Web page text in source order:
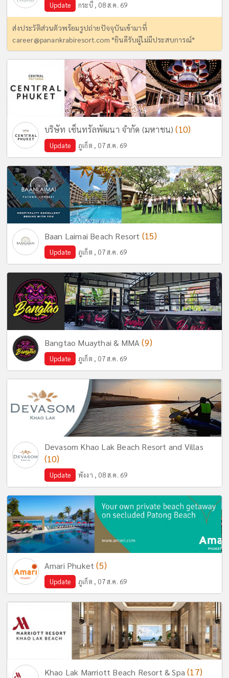
Update กระบี่ , 08 ส.ค. 69
ส่งประวัติส่วนตัวพร้อมรูปถ่ายปัจจุบันเข้ามาที่
career@panankrabiresort.com *ยินดีรับผู้ไม่มีประสบการณ์*
บริษัท เซ็นทรัลพัฒนา จำกัด (มหาชน)(10)
Update ภูเก็ต , 07 ส.ค. 69
Baan Laimai Beach Resort (15)
Update ภูเก็ต , 07 ส.ค. 69
Bangtao Muaythai & MMA(9)
Update ภูเก็ต , 07 ส.ค. 69
Devasom Khao Lak Beach Resort and Villas
(10)
Update พังงา , 08 ส.ค. 69
Amari Phuket(5)
Update ภูเก็ต , 07 ส.ค. 69
Khao Lak Marriott Beach Resort & Spa(17)